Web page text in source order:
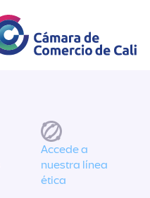
Accede a
nuestra línea
ética